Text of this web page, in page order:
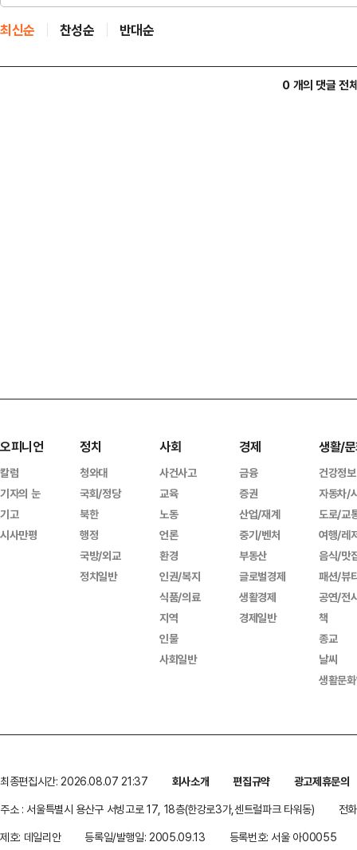
최신순 찬성순 반대순
0 개의 댓글 전
오피니언
칼럼
기자의 눈
기고
시사만평
정치
청와대
국회/정당
북한
행정
국방/외교
정치일반
사회
사건사고
교육
노동
언론
환경
인권/복지
식품/의료
지역
인물
사회일반
경제
금융
증권
산업/재계
중기/벤처
부동산
글로벌경제
생활경제
경제일반
생활/
건강정보
자동차/
도로/교
여행/레
음식/맛
패션/뷰
공연/전
책
종교
날씨
생활문
최종편집시간: 2026.08.07 21:37 회사소개 편집규약
광고제휴문의
주소 : 서울특별시 용산구 서빙고로 17, 18층(한강로3가,센트럴파크 타워동)
전
제호: 데일리안
등록일/발행일: 2005.09.13 등록번호: 서울 아00055